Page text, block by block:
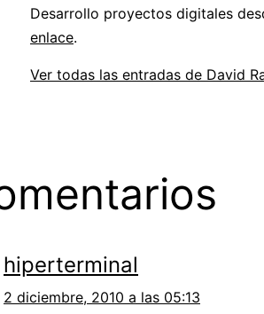
Desarrollo proyectos digitales
enlace.
Ver todas las entradas de David
hiperterminal
2 diciembre, 2010 a las 05:13